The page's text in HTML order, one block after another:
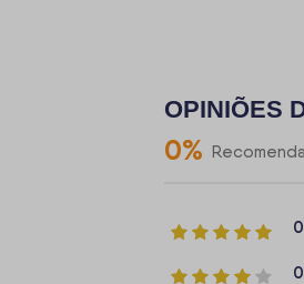
OPINIÕES
0%